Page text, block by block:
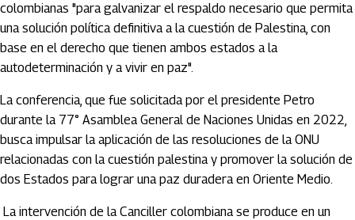
colombianas "para galvanizar el respaldo necesario que permita
una solución política definitiva a la cuestión de Palestina, con
base en el derecho que tienen ambos estados a la
autodeterminación y a vivir en paz".
La conferencia, que fue solicitada por el presidente Petro
durante la 77° Asamblea General de Naciones Unidas en 2022,
busca impulsar la aplicación de las resoluciones de la ONU
relacionadas con la cuestión palestina y promover la solución de
dos Estados para lograr una paz duradera en Oriente Medio.
La intervención de la Canciller colombiana se produce en un